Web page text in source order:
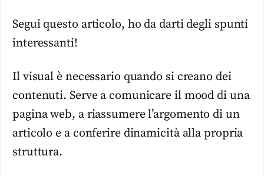
Segui questo articolo, ho da darti degli spunti
interessanti!
Il visual è necessario quando si creano dei
contenuti. Serve a comunicare il mood di una
pagina web, a riassumere l’argomento di un
articolo e a conferire dinamicità alla propria
struttura.